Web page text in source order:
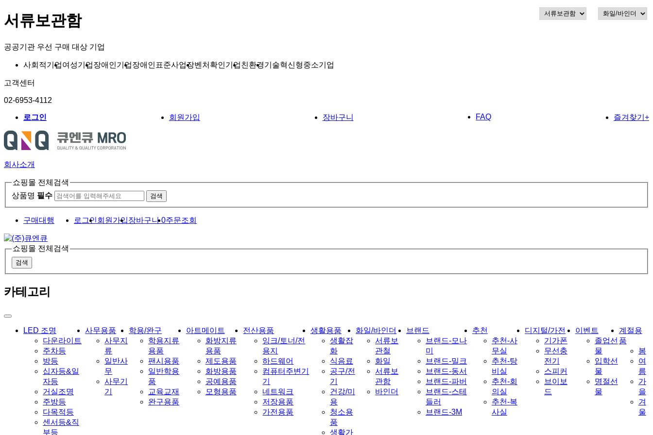
서류보관함
공공기관 우선 구매 대상 기업
사회적기업여성기업장애인기업장애인표준사업장벤처확인기업친환경기술혁신형중소기업
고객센터
02-6953-4112
로그인 회원가입 장바구니 FAQ 즐겨찾기+
회사소개
쇼핑몰 전체검색
상품명 필수 검색
구매대행 로그인회원가입장바구니 0주문조회
쇼핑몰 전체검색
검색
카테고리
LED 조명
다운라이트
주차등
방등
십자등&일
자등
거실조명
주방등
다목적등
센서등&직
부등
사무용품
사무지
류
일반사
무
사무기
기
학용/완구
학용지류
용품
팬시용품
일반학용
품
교육교재
완구용품
아트메이트
화방지류
용품
제도용품
화방용품
공예용품
모형용품
전산용품
잉크/토너/전
용지
하드웨어
컴퓨터주변기
기
네트워크
저장용품
가전용품
생활용품
생활잡
화
식음료
공구/전
기
건강/미
용
청소용
품
생활가
화일/바인더
서류보
관철
화일
서류보
관함
바인더
브랜드
브랜드-모나
미
브랜드-밀크
브랜드-동서
브랜드-파버
브랜드-스테
들러
브랜드-3M
추천
추천-사
무실
추천-탕
비실
추천-회
의실
추천-복
사실
디지털/가전
기가폰
무선충
전기
스피커
브이보
드
이벤트
졸업선
물
입학선
물
명절선
물
계절용
품
봄
여
름
가
을
겨
울